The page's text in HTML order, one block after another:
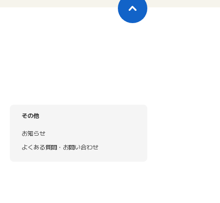
その他
お知らせ
よくある質問・お問い合わせ